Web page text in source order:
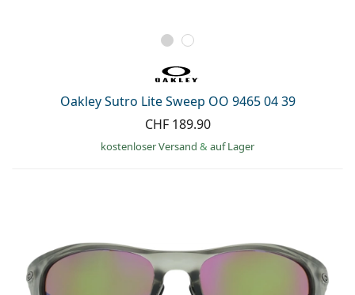
Oakley Sutro Lite Sweep OO 9465 04 39
CHF 189.90
kostenloser Versand & auf Lager